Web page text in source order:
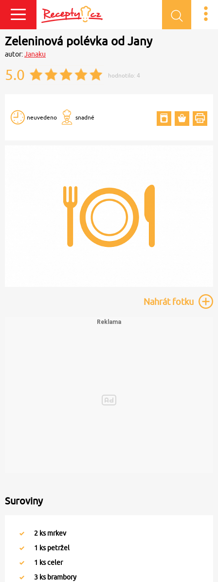
Přihlásit se
Zeleninová polévka od Jany
autor:Janaku
5.0 hodnotilo: 4
neuvedeno snadné
Nahrátfotku
Suroviny
2 ks mrkev
1 ks petržel
1 ks celer
3 ks brambory